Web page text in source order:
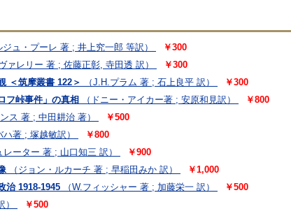
ジュ・プーレ 著 ; 井上究一郎 等訳）
￥300
ァレリー 著 ; 佐藤正彰, 寺田透 訳）
￥300
＜筑摩叢書 122＞
（J.H.プラム 著 ; 石上良平 訳）
￥300
フ峠事件」の真相
（ドニー・アイカー著 ; 安原和見訳）
￥800
ス 著 ; 中田耕治 著）
￥500
ハ著 ; 塚越敏訳）
￥800
レーター 著 ; 山口知三 訳）
￥900
（ジョン・ルカーチ 著 ; 早稲田みか 訳）
￥1,000
治 1918-1945
（W.フィッシャー 著 ; 加藤栄一 訳）
￥500
￥500